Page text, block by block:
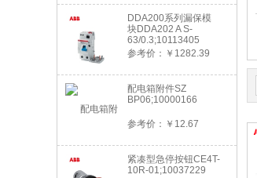
DDA200系列漏保模
块DDA202 A S-
63/0.3;10113405
参考价：￥1282.39
配电箱附件SZ
BP06;10000166
参考价：￥12.67
紧凑型急停按钮CE4T-
10R-01;10037229